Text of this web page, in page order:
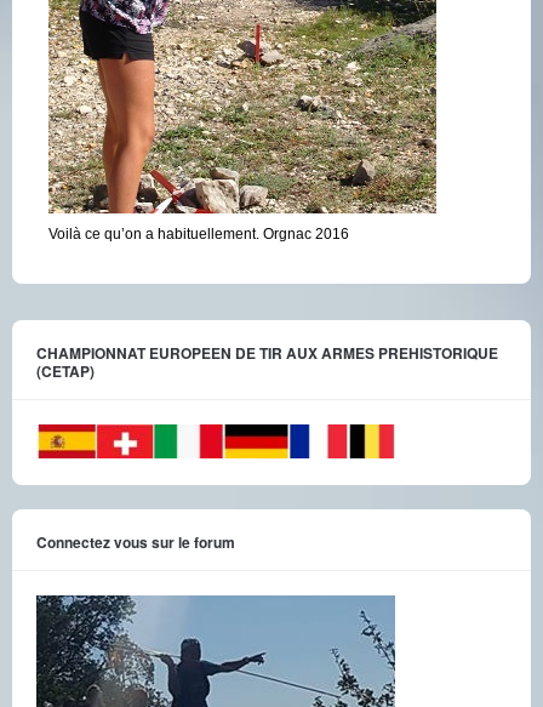
Voilà ce qu’on a habituellement. Orgnac 2016
CHAMPIONNAT EUROPEEN DE TIR AUX ARMES PREHISTORIQUE
(CETAP)
Connectez vous sur le forum